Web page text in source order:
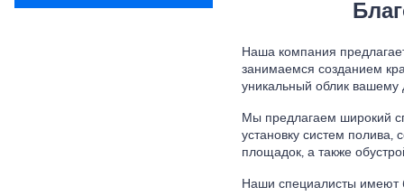
Наша компания
занимаемся созданием
уникальный облик
Мы предлагаем широкий
установку систем полива,
площадок, а также
Наши специалисты имеют